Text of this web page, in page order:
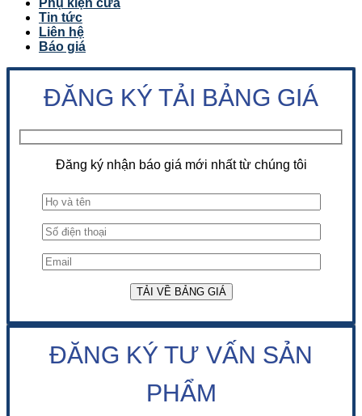
Tin tức
Liên hệ
Báo giá
ĐĂNG KÝ TẢI BẢNG GIÁ
Đăng ký nhận báo giá mới nhất từ chúng tôi
ĐĂNG KÝ TƯ VẤN SẢN
PHẨM